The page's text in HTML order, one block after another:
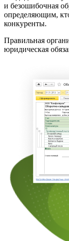
и безошибочная
определяющим,
конкуренты.
Правильная
юридическая